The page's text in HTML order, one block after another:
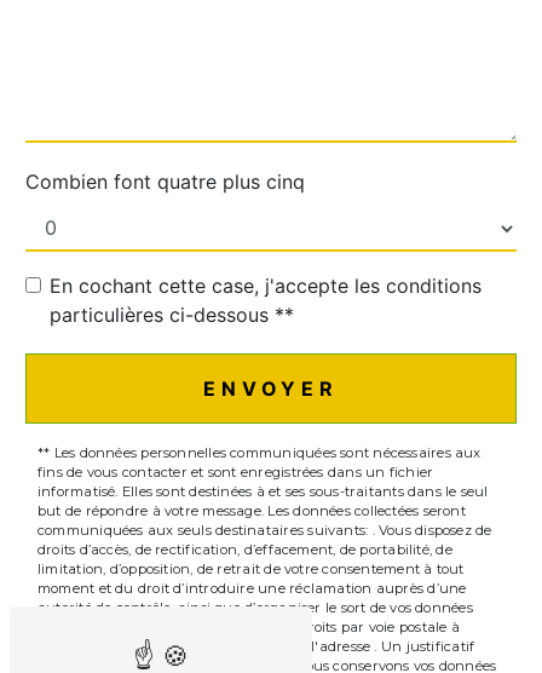
Combien font quatre plus cinq
En cochant cette case, j'accepte les conditions
particulières ci-dessous **
ENVOYER
** Les données personnelles communiquées sont nécessaires aux
fins de vous contacter et sont enregistrées dans un fichier
informatisé. Elles sont destinées à et ses sous-traitants dans le seul
but de répondre à votre message. Les données collectées seront
communiquées aux seuls destinataires suivants: . Vous disposez de
droits d’accès, de rectification, d’effacement, de portabilité, de
limitation, d’opposition, de retrait de votre consentement à tout
moment et du droit d’introduire une réclamation auprès d’une
autorité de contrôle, ainsi que d’organiser le sort de vos données
post-mortem. Vous pouvez exercer ces droits par voie postale à
l'adresse ou par courrier électronique à l'adresse . Un justificatif
d'identité pourra vous être demandé. Nous conservons vos données